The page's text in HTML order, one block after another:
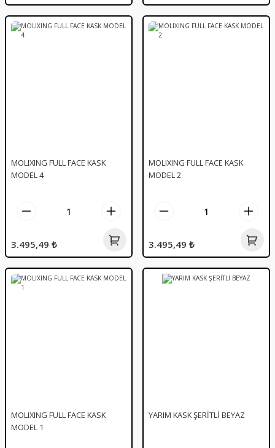
MOLIXING FULL FACE KASK
MODEL 4
3.495,49 ₺
MOLIXING FULL FACE KASK
MODEL 2
3.495,49 ₺
MOLIXING FULL FACE KASK
MODEL 1
YARIM KASK ŞERİTLİ BEYAZ